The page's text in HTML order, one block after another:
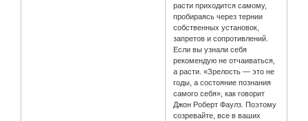
расти приходится самому,
пробираясь через тернии
собственных установок,
запретов и сопротивлений.
Если вы узнали себя
рекомендую не отчаиваться,
а расти. «Зрелость — это не
годы, а состояние познания
самого себя», как говорит
Джон Роберт Фаулз. Поэтому
созревайте, все в ваших